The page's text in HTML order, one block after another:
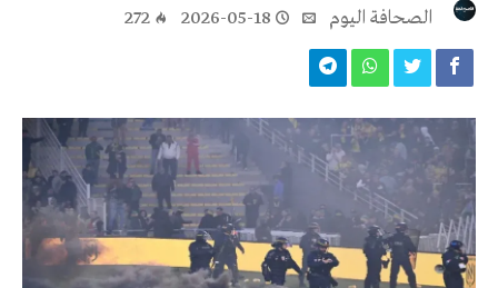
2026-05-18
272